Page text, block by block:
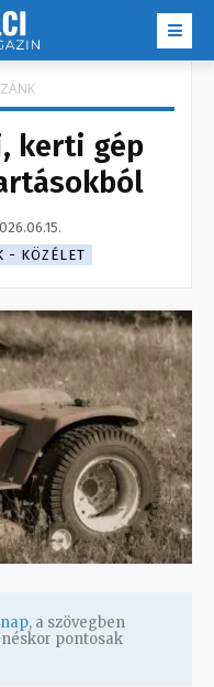
kerti gép
- KÖZÉLET
, a szövegben
pontosak